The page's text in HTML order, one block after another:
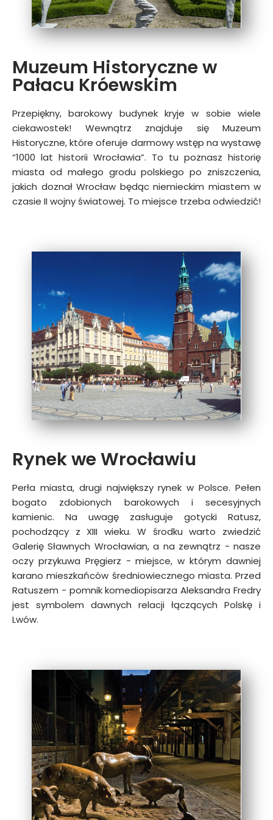
Muzeum Historyczne w
Pałacu Króewskim
Przepiękny, barokowy budynek kryje w sobie wiele
ciekawostek! Wewnątrz znajduje się Muzeum
Historyczne, które oferuje darmowy wstęp na wystawę
“1000 lat historii Wrocławia”. To tu poznasz historię
miasta od małego grodu polskiego po zniszczenia,
jakich doznał Wrocław będąc niemieckim miastem w
czasie II wojny światowej. To miejsce trzeba odwiedzić!
Rynek we Wrocławiu
Perła miasta, drugi największy rynek w Polsce. Pełen
bogato zdobionych barokowych i secesyjnych
kamienic. Na uwagę zasługuje gotycki Ratusz,
pochodzący z XIII wieku. W środku warto zwiedzić
Galerię Sławnych Wrocławian, a na zewnątrz − nasze
oczy przykuwa Pręgierz − miejsce, w którym dawniej
karano mieszkańców średniowiecznego miasta. Przed
Ratuszem − pomnik komediopisarza Aleksandra Fredry
jest symbolem dawnych relacji łączących Polskę i
Lwów.